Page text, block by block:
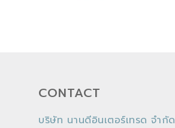
CONTACT
บริษัท นานดีอินเตอร์เทรด จำกัด